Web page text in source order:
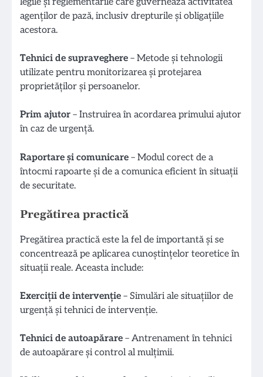
agenților de pază, inclusiv drepturile și obligațiile
acestora.
Tehnici de supraveghere – Metode și tehnologii
utilizate pentru monitorizarea și protejarea
proprietăților și persoanelor.
Prim ajutor – Instruirea în acordarea primului ajutor
în caz de urgență.
Raportare și comunicare – Modul corect de a
întocmi rapoarte și de a comunica eficient în situații
de securitate.
Pregătirea practică
Pregătirea practică este la fel de importantă și se
concentrează pe aplicarea cunoștințelor teoretice în
situații reale. Aceasta include:
Exerciții de intervenție – Simulări ale situațiilor de
urgență și tehnici de intervenție.
Tehnici de autoapărare – Antrenament în tehnici
de autoapărare și control al mulțimii.